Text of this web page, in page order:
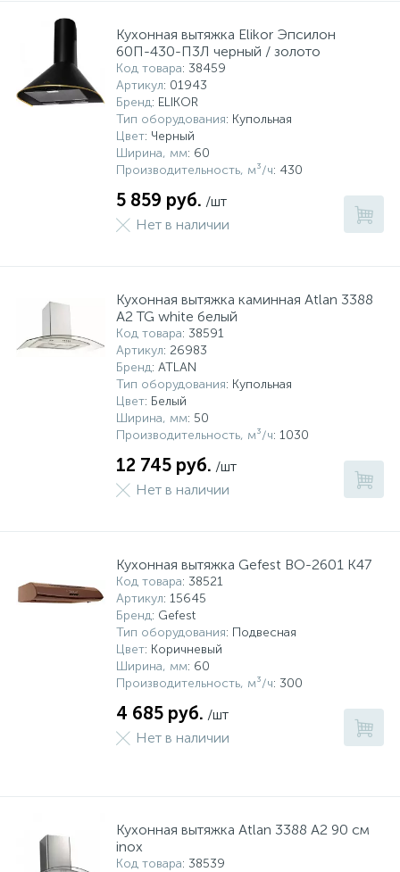
Кухонная вытяжка Elikor Эпсилон
60П-430-П3Л черный / золото
Код товара: 38459
Артикул: 01943
Бренд: ELIKOR
Тип оборудования: Купольная
Цвет: Черный
Ширина, мм: 60
Производительность, м³/ч: 430
5 859 руб. /шт
Нет в наличии
Кухонная вытяжка каминная Atlan 3388
A2 TG white белый
Код товара: 38591
Артикул: 26983
Бренд: ATLAN
Тип оборудования: Купольная
Цвет: Белый
Ширина, мм: 50
Производительность, м³/ч: 1030
12 745 руб. /шт
Нет в наличии
Кухонная вытяжка Gefest ВО-2601 К47
Код товара: 38521
Артикул: 15645
Бренд: Gefest
Тип оборудования: Подвесная
Цвет: Коричневый
Ширина, мм: 60
Производительность, м³/ч: 300
4 685 руб. /шт
Нет в наличии
Кухонная вытяжка Atlan 3388 A2 90 см
inox
Код товара: 38539